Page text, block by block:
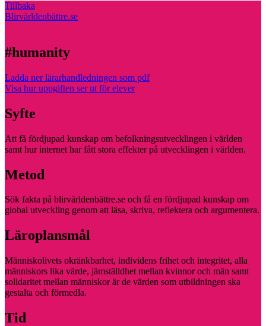
Tillbaka
Blirvärldenbättre.se
#humanity
Ladda ner lärarhandledningen som pdf
Visa hur uppgiften ser ut för elever
Syfte
Att få fördjupad kunskap om befolkningsutvecklingen i världen
samt hur internet har fått stora effekter på utvecklingen i världen.
Metod
Sök fakta på blirvärldenbättre.se och få en fördjupad kunskap om
global utveckling genom att läsa, skriva, reflektera och argumentera.
Läroplansmål
Människolivets okränkbarhet, individens frihet och integritet, alla
människors lika värde, jämställdhet mellan kvinnor och män samt
solidaritet mellan människor är de värden som utbildningen ska
gestalta och förmedla.
Tid